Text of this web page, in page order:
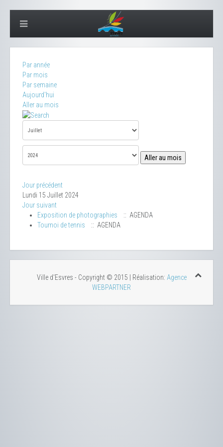
Par année
Par mois
Par semaine
Aujourd'hui
Aller au mois
Aller au mois
Jour précédent
Lundi 15 Juillet 2024
Jour suivant
Exposition de photographies
:: AGENDA
Tournoi de tennis
:: AGENDA
Ville d'Esvres - Copyright © 2015 | Réalisation: Agence
WEBPARTNER